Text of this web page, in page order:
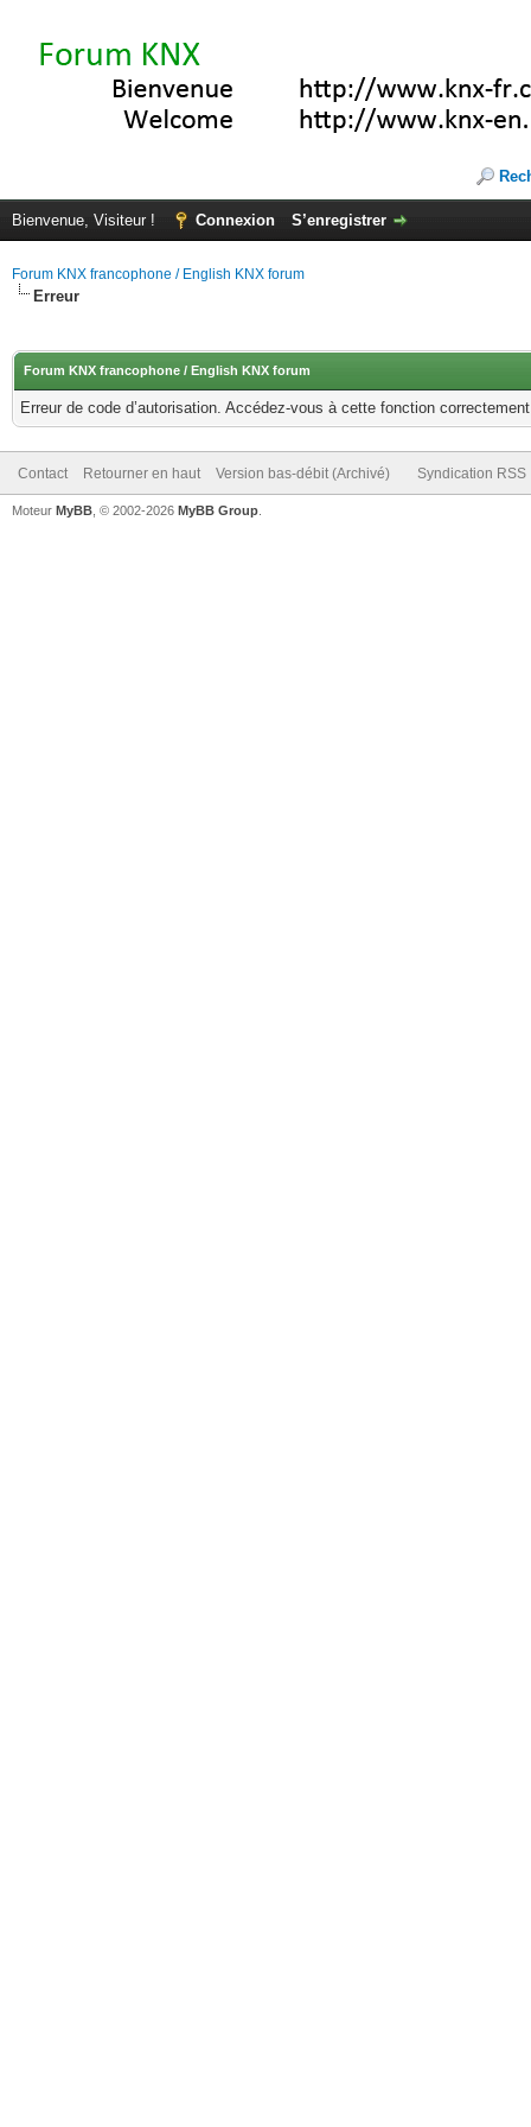
Bienvenue, Visiteur ! Connexion S’enregistrer
Forum KNX francophone / English KNX forum
Erreur
Forum KNX francophone / English KNX forum
Erreur de code d’autorisation. Accédez-vous à cette fonction
Contact Retourner en haut Version bas-débit (Archivé) Syndication RSS
Moteur MyBB , © 2002-2026 MyBB Group